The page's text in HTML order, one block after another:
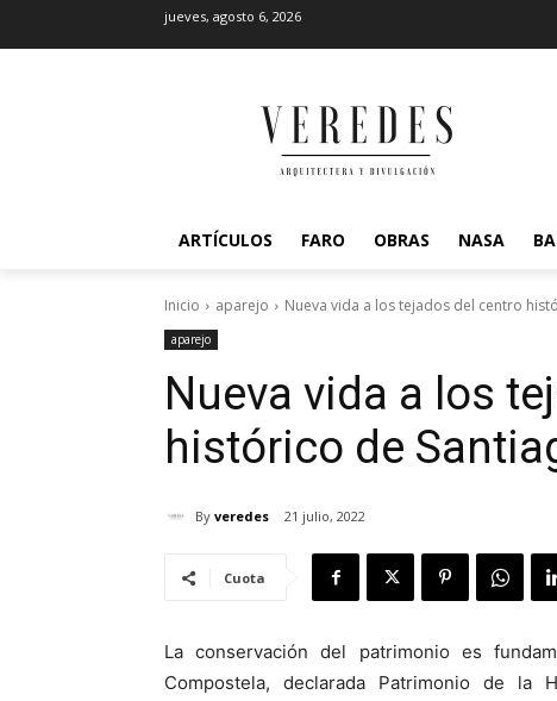
jueves, agosto 6, 2026
ARTÍCULOS FARO OBRAS NASA
Inicio aparejo Nueva vida a los tejados del centro
aparejo
Nueva vida a los
histórico de
By veredes 21 julio, 2022
Cuota
La conservación del patrimonio es
Compostela, declarada Patrimonio de la